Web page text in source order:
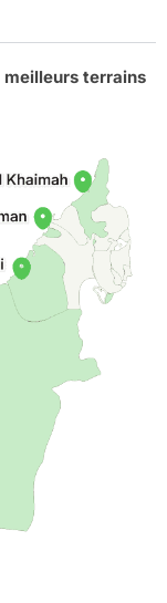
meilleurs terrains